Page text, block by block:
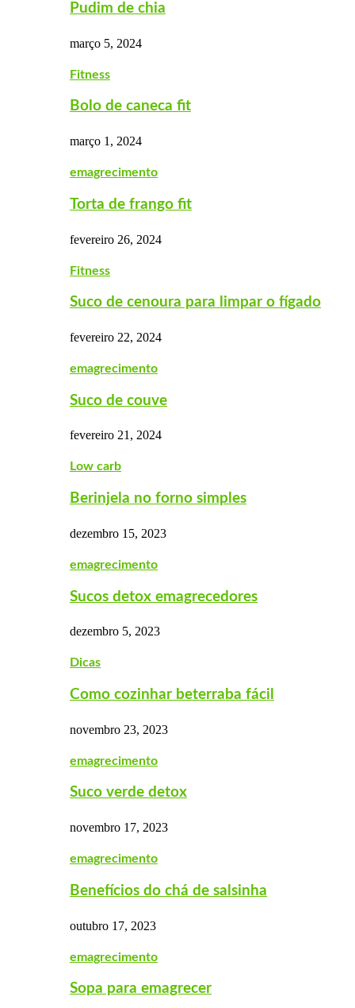
Pudim de chia
março 5, 2024
Fitness
Bolo de caneca fit
março 1, 2024
emagrecimento
Torta de frango fit
fevereiro 26, 2024
Fitness
Suco de cenoura para limpar o fígado
fevereiro 22, 2024
emagrecimento
Suco de couve
fevereiro 21, 2024
Low carb
Berinjela no forno simples
dezembro 15, 2023
emagrecimento
Sucos detox emagrecedores
dezembro 5, 2023
Dicas
Como cozinhar beterraba fácil
novembro 23, 2023
emagrecimento
Suco verde detox
novembro 17, 2023
emagrecimento
Benefícios do chá de salsinha
outubro 17, 2023
emagrecimento
Sopa para emagrecer